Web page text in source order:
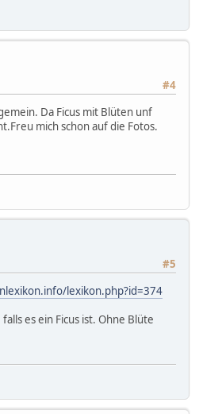
#4
Da Ficus mit Blüten unf
mich schon auf die Fotos.
#5
lexikon.php?id=374
es ein Ficus ist. Ohne Blüte